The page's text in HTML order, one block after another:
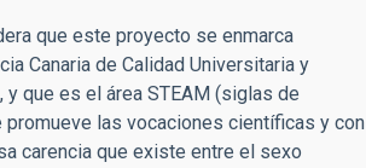
que este proyecto se enmarca
Canaria de Calidad Universitaria y
que es el área STEAM (siglas de
promueve las vocaciones científicas y con
carencia que existe entre el sexo